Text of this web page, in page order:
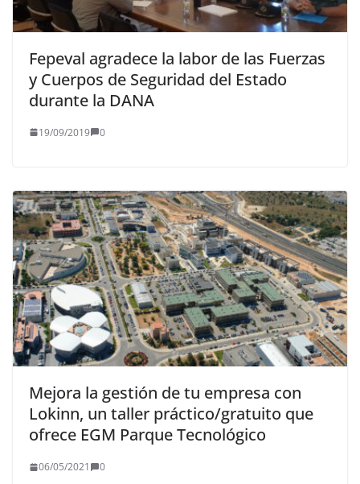
Fepeval agradece la labor de las Fuerzas
y Cuerpos de Seguridad del Estado
durante la DANA
19/09/2019 0
Mejora la gestión de tu empresa con
Lokinn, un taller práctico/gratuito que
ofrece EGM Parque Tecnológico
06/05/2021 0